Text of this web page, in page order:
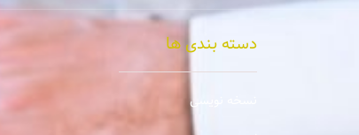
دسته بندی ها
نسخه نویسی